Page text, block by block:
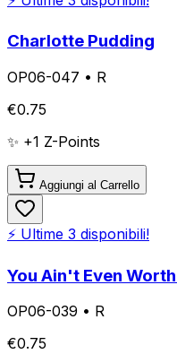
Charlotte Pudding
OP06-047 • R
€0.75
✨ +1 Z-Points
Aggiungi al Carrello
⚡ Ultime 3 disponibili!
You Ain't Even
OP06-039 • R
€0.75